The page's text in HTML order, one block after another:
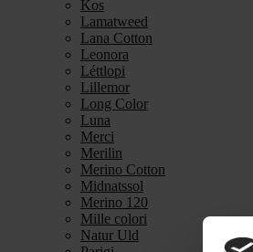
Kos
Lamatweed
Lana Cotton
Leonora
Léttlopi
Lillemor
Long Color
Luna
Merci
Merilin
Merino Cotton
Midnatssol
Merino 120
Mille colori
Natur Uld